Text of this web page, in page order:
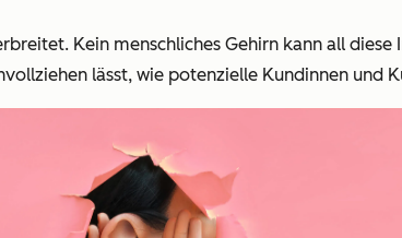
Kein menschliches Gehirn kann all
lässt, wie potenzielle Kundinnen und